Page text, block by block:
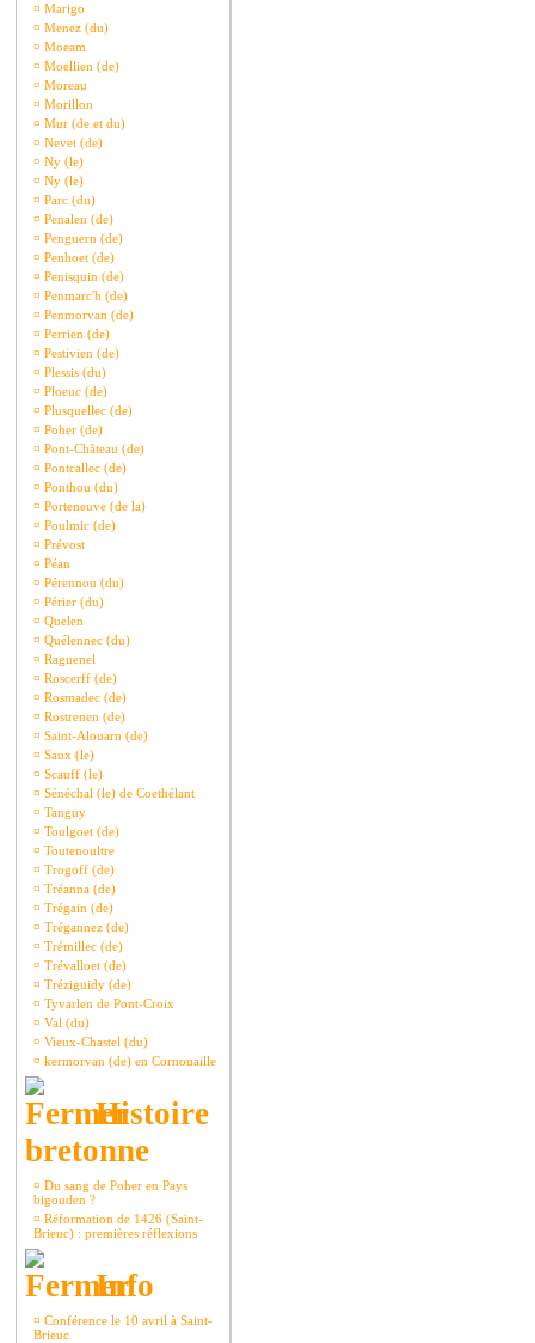
¤ Marigo
¤ Menez (du)
¤ Moeam
¤ Moellien (de)
¤ Moreau
¤ Morillon
¤ Mur (de et du)
¤ Nevet (de)
¤ Ny (le)
¤ Ny (le)
¤ Parc (du)
¤ Penalen (de)
¤ Penguern (de)
¤ Penhoet (de)
¤ Penisquin (de)
¤ Penmarc'h (de)
¤ Penmorvan (de)
¤ Perrien (de)
¤ Pestivien (de)
¤ Plessis (du)
¤ Ploeuc (de)
¤ Plusquellec (de)
¤ Poher (de)
¤ Pont-Château (de)
¤ Pontcallec (de)
¤ Ponthou (du)
¤ Porteneuve (de la)
¤ Poulmic (de)
¤ Prévost
¤ Péan
¤ Pérennou (du)
¤ Périer (du)
¤ Quelen
¤ Quélennec (du)
¤ Raguenel
¤ Roscerff (de)
¤ Rosmadec (de)
¤ Rostrenen (de)
¤ Saint-Alouarn (de)
¤ Saux (le)
¤ Scauff (le)
¤ Sénéchal (le) de Coethélant
¤ Tanguy
¤ Toulgoet (de)
¤ Toutenoultre
¤ Trogoff (de)
¤ Tréanna (de)
¤ Trégain (de)
¤ Trégannez (de)
¤ Trémillec (de)
¤ Trévalloet (de)
¤ Tréziguidy (de)
¤ Tyvarlen de Pont-Croix
¤ Val (du)
¤ Vieux-Chastel (du)
¤ kermorvan (de) en Cornouaille
Histoire
bretonne
¤ Du sang de Poher en Pays
bigouden ?
¤ Réformation de 1426 (Saint-
Brieuc) : premières réflexions
Info
¤ Conférence le 10 avril à Saint-
Brieuc